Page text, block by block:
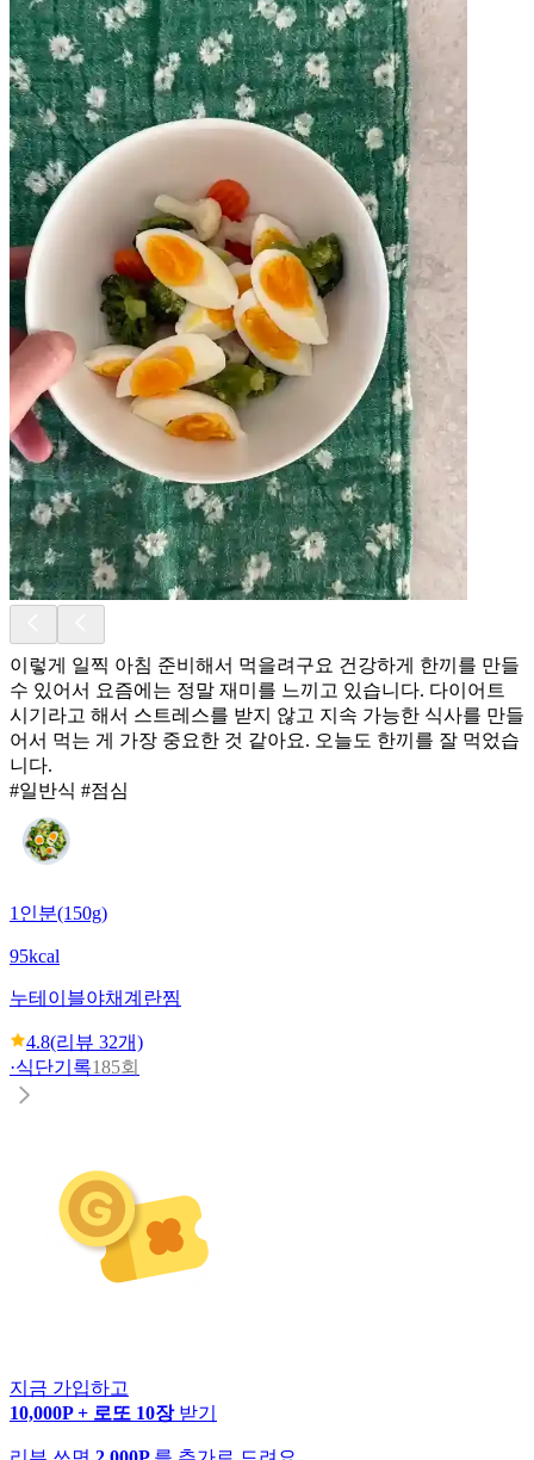
이렇게 일찍 아침 준비해서 먹을려구요 건강하게 한끼를 만들
수 있어서 요즘에는 정말 재미를 느끼고 있습니다. 다이어트
시기라고 해서 스트레스를 받지 않고 지속 가능한 식사를 만들
어서 먹는 게 가장 중요한 것 같아요. 오늘도 한끼를 잘 먹었습
니다.
#일반식 #점심
1인분(150g)
95kcal
누테이블야채계란찜
4.8(리뷰 32개)
·식단기록185회
지금 가입하고
10,000P + 로또 10장 받기